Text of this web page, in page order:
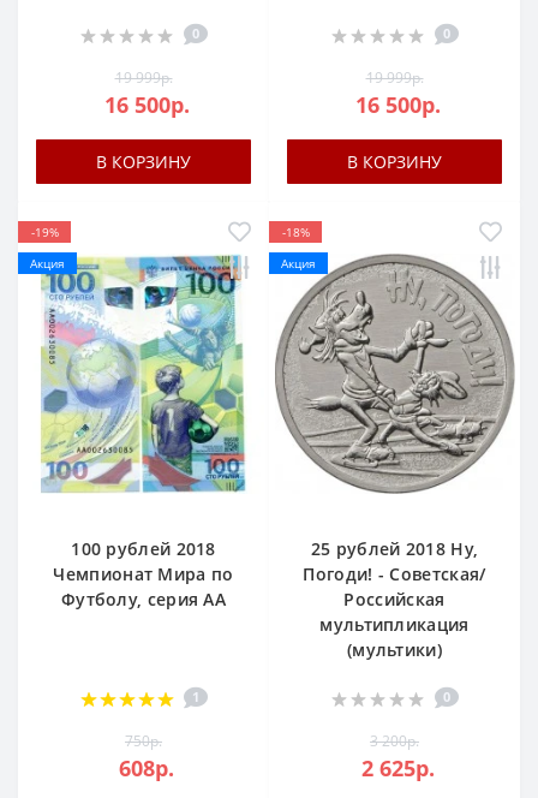
0
19 999р.
16 500р.
В КОРЗИНУ
0
19 999р.
16 500р.
В КОРЗИНУ
-19%
Акция
100 рублей 2018
Чемпионат Мира по
Футболу, серия АА
1
750р.
608р.
-18%
Акция
25 рублей 2018 Ну,
Погоди! - Советская/
Российская
мультипликация
(мультики)
0
3 200р.
2 625р.